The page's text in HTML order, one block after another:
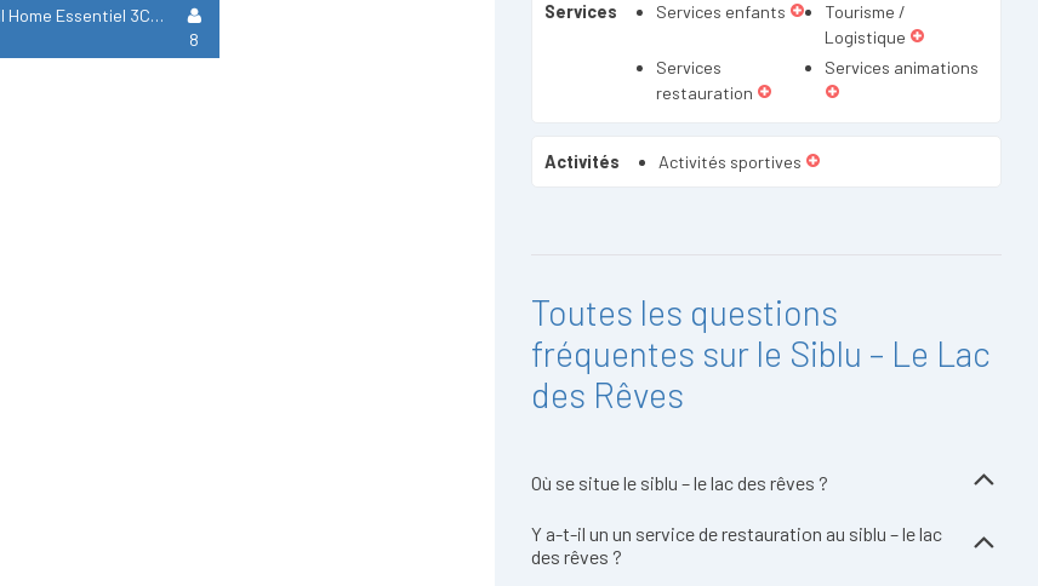
Mobil Home Essentiel 3Ch Signature Avec Clim
8
Services Services enfants
Tourisme /
Logistique
Services
restauration
Services animations
Activités Activités sportives
Toutes les questions
fréquentes sur le Siblu – Le Lac
des Rêves
Où se situe le siblu – le lac des rêves ?
Y a-t-il un un service de restauration au siblu – le lac
des rêves ?